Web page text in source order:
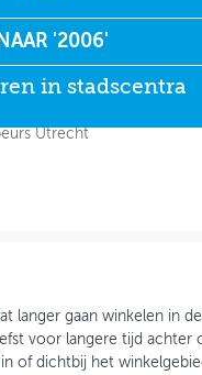
'2006'
in stadscentra
in stadscentra
Utrecht
langer gaan winkelen in
voor langere tijd achter
of dichtbij het